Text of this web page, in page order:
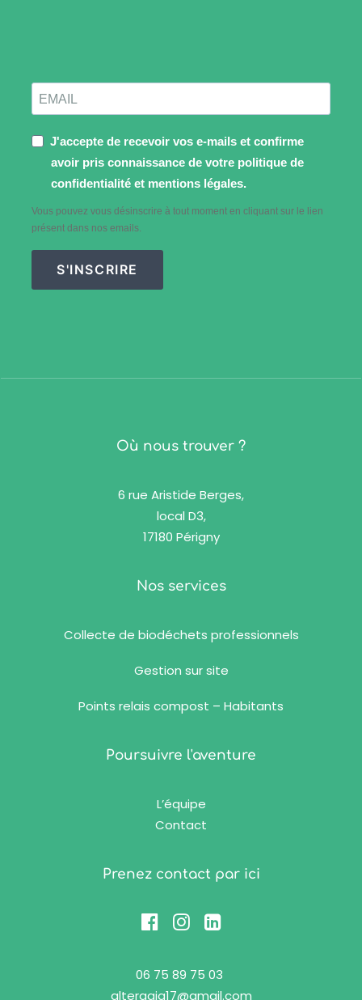
J'accepte de recevoir vos e-mails et confirme
avoir pris connaissance de votre politique de
confidentialité et mentions légales.
Vous pouvez vous désinscrire à tout moment en cliquant sur le lien
présent dans nos emails.
S'INSCRIRE
Où nous trouver ?
6 rue Aristide Berges,
local D3,
17180 Périgny
Nos services
Collecte de biodéchets professionnels
Gestion sur site
Points relais compost – Habitants
Poursuivre l'aventure
L’équipe
Contact
Prenez contact par ici
06 75 89 75 03
altergaia17@gmail.com